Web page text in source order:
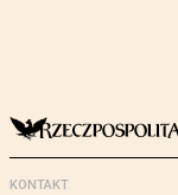
KONTAKT